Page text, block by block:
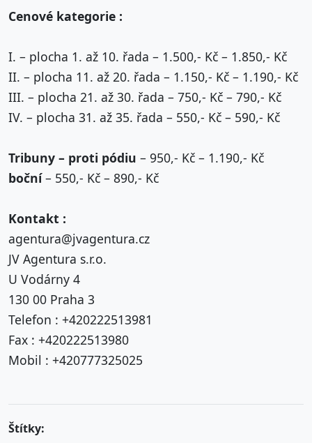
Cenové kategorie :
I. – plocha 1. až 10. řada – 1.500,- Kč – 1.850,- Kč
II. – plocha 11. až 20. řada – 1.150,- Kč – 1.190,- Kč
III. – plocha 21. až 30. řada – 750,- Kč – 790,- Kč
IV. – plocha 31. až 35. řada – 550,- Kč – 590,- Kč
Tribuny – proti pódiu – 950,- Kč – 1.190,- Kč
boční– 550,- Kč – 890,- Kč
Kontakt :
agentura@jvagentura.cz
JV Agentura s.r.o.
U Vodárny 4
130 00 Praha 3
Telefon : +420222513981
Fax : +420222513980
Mobil : +420777325025
Štítky: